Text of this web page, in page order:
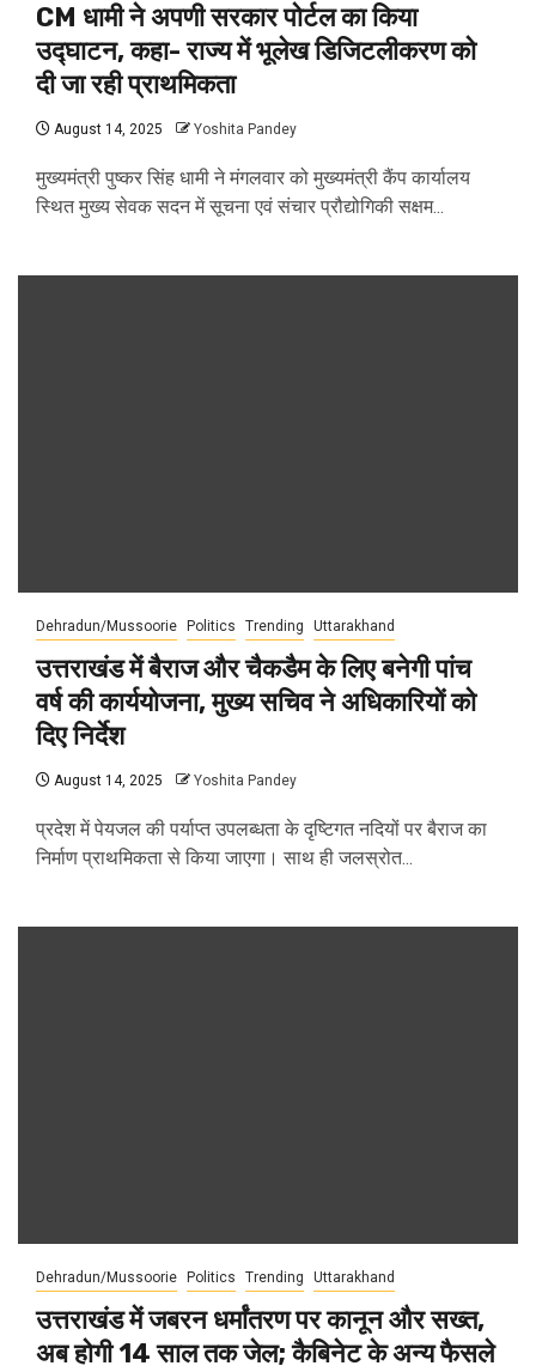
CM धामी ने अपणी सरकार पोर्टल का किया
उद्घाटन, कहा- राज्य में भूलेख डिजिटलीकरण को
दी जा रही प्राथमिकता
August 14, 2025 Yoshita Pandey
मुख्यमंत्री पुष्कर सिंह धामी ने मंगलवार को मुख्यमंत्री कैंप कार्यालय
स्थित मुख्य सेवक सदन में सूचना एवं संचार प्रौद्योगिकी सक्षम...
Dehradun/Mussoorie Politics Trending Uttarakhand
उत्तराखंड में बैराज और चैकडैम के लिए बनेगी पांच
वर्ष की कार्ययोजना, मुख्य सचिव ने अधिकारियों को
दिए निर्देश
August 14, 2025 Yoshita Pandey
प्रदेश में पेयजल की पर्याप्त उपलब्धता के दृष्टिगत नदियों पर बैराज का
निर्माण प्राथमिकता से किया जाएगा। साथ ही जलस्रोत...
Dehradun/Mussoorie Politics Trending Uttarakhand
उत्तराखंड में जबरन धर्मांतरण पर कानून और सख्त,
अब होगी 14 साल तक जेल; कैबिनेट के अन्‍य फैसले